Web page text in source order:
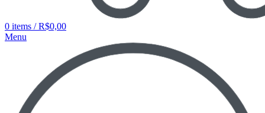
0 items / R$0,00
Menu